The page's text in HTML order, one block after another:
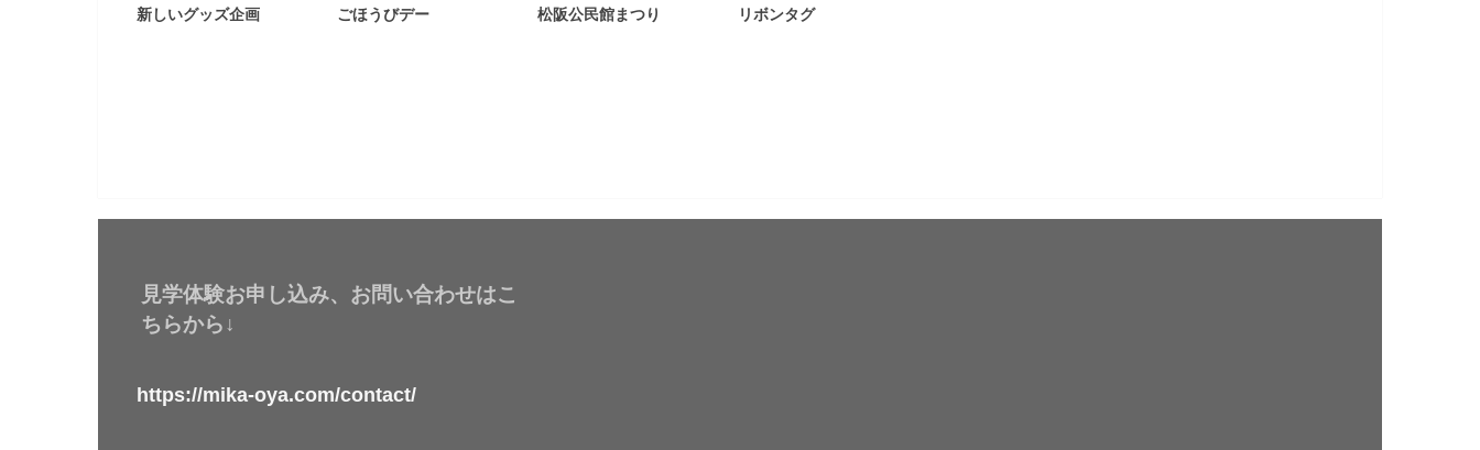
新しいグッズ企画 ごほうびデー 松阪公民館まつり リボンタグ
見学体験お申し込み、お問い合わせはこ
ちらから↓
https://mika-oya.com/contact/